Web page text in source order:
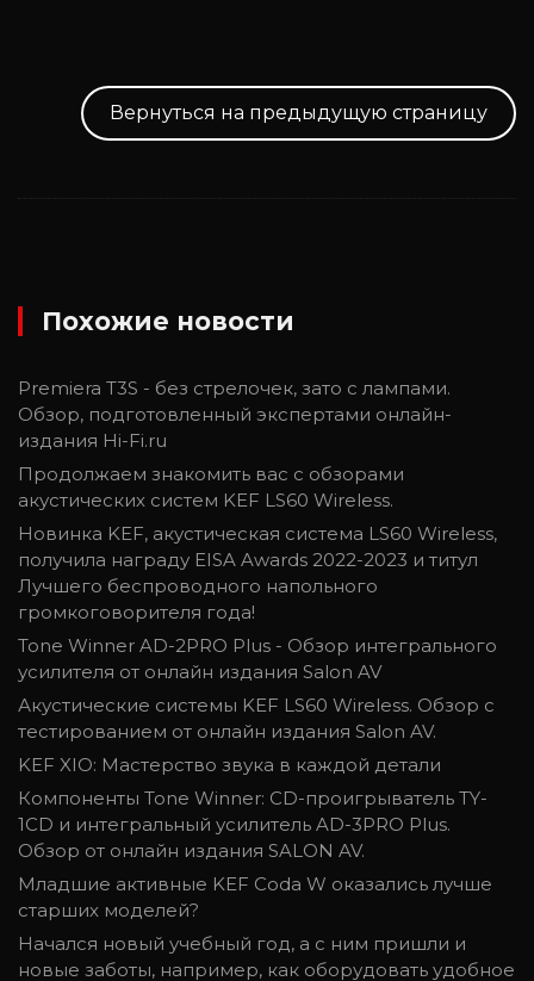
Вернуться на предыдущую страницу
Похожие новости
Premiera T3S - без стрелочек, зато с лампами.
Обзор, подготовленный экспертами онлайн-
издания Hi-Fi.ru
Продолжаем знакомить вас с обзорами
акустических систем KEF LS60 Wireless.
Новинка KEF, акустическая система LS60 Wireless,
получила награду EISA Awards 2022-2023 и титул
Лучшего беспроводного напольного
громкоговорителя года!
Tone Winner AD-2PRO Plus - Обзор интегрального
усилителя от онлайн издания Salon AV
Акустические системы KEF LS60 Wireless. Обзор с
тестированием от онлайн издания Salon AV.
KEF XIO: Мастерство звука в каждой детали
Компоненты Tone Winner: CD-проигрыватель TY-
1CD и интегральный усилитель AD-3PRO Plus.
Обзор от онлайн издания SALON AV.
Младшие активные KEF Coda W оказались лучше
старших моделей?
Начался новый учебный год, а с ним пришли и
новые заботы, например, как оборудовать удобное